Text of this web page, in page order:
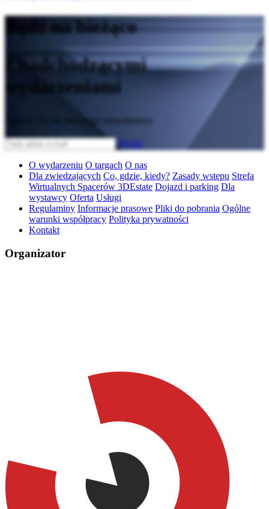
Bądź na bieżąco
z nadchodzącymi
wydarzeniami
Zapisz się do naszego newslettera
Wyślij
O wydarzeniu O targach O nas
Dla zwiedzających Co, gdzie, kiedy? Zasady wstępu Strefa
Wirtualnych Spacerów 3DEstate Dojazd i parking Dla
wystawcy Oferta Usługi
Regulaminy Informacje prasowe Pliki do pobrania Ogólne
warunki współpracy Polityka prywatności
Kontakt
Organizator